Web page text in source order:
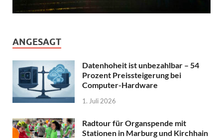
ANGESAGT
Datenhoheit ist unbezahlbar – 54
Prozent Preissteigerung bei
Computer-Hardware
1. Juli 2026
Radtour für Organspende mit
Stationen in Marburg und Kirchhain